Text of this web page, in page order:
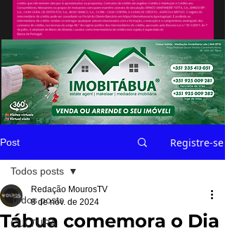
Post Registre-se
Todos posts
CULTURA
Todos posts
Tábua comemora o Dia
Redação MourosTV
8 de nov. de 2024